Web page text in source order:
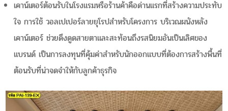
เคาน์เตอร์ต้อนรับในโรงแรมหรือร้านค้าคือด่านแรกที่สร้างความประทับ
ใจ การใช้ วอลเปเปอร์ลายยุโรปสำหรับโครงการ บริเวณผนังหลัง
เคาน์เตอร์ ช่วยดึงดูดสายตาและสะท้อนถึงรสนิยมอันเป็นเลิศของ
แบรนด์ เป็นการลงทุนที่คุ้มค่าสำหรับนักออกแบบที่ต้องการสร้างพื้นที่
ต้อนรับที่น่าจดจำให้กับลูกค้าธุรกิจ